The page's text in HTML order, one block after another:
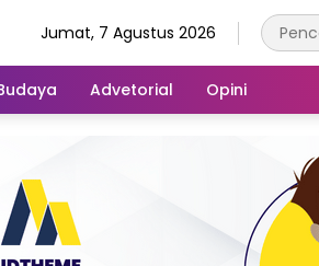
Jumat, 7 Agustus 2026
Advetorial Opini